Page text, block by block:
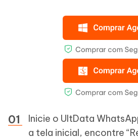
Inicie o UltData
a tela inicial, encontre